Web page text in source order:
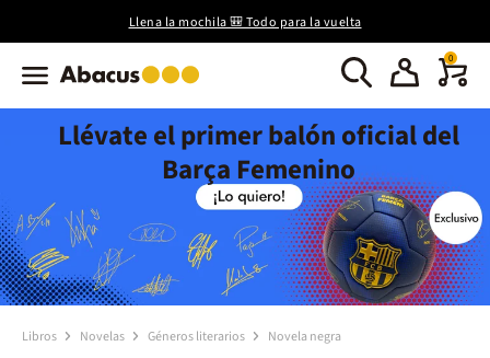
Llena la mochila 🎒 Todo para la vuelta
0
Llévate el primer balón oficial del
Barça Femenino
Libros Novelas Géneros literarios Novela negra